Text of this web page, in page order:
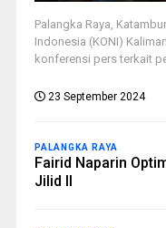
Palangka Raya,
Indonesia (KONI)
konferensi pers terkait
23 September 2024
PALANGKA RAYA
Fairid Naparin
Jilid II